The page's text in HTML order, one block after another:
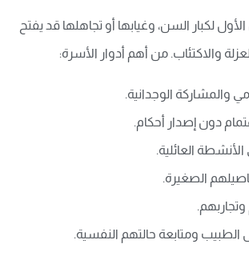
لكبار السن، وغيابها أو تجاهلها قد يفتح
والاكتئاب. من أهم أدوار الأسرة:
والمشاركة الوجدانية.
دون إصدار أحكام.
العائلية.
الصغيرة.
وتجاربهم.
الطبيب ومتابعة حالتهم النفسية.